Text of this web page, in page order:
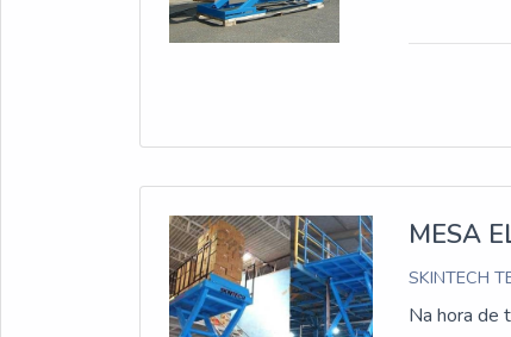
MESA
SKINTECH
Na hora de